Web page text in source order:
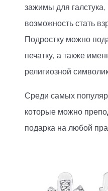
зажимы для галстука,
возможность стать
Подростку можно
печатку, а также
религиозной
Среди самых
которые можно
подарка на любой